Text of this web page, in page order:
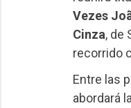
Vezes
Cinza, de
recorrido
Entre las
abordará